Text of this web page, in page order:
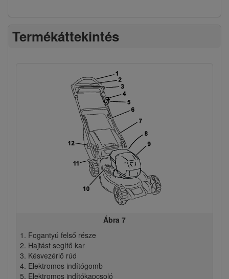
Termékáttekintés
Ábra 7
Fogantyú felső része
Hajtást segítő kar
Késvezérlő rúd
Elektromos indítógomb
Elektromos indítókapcsoló